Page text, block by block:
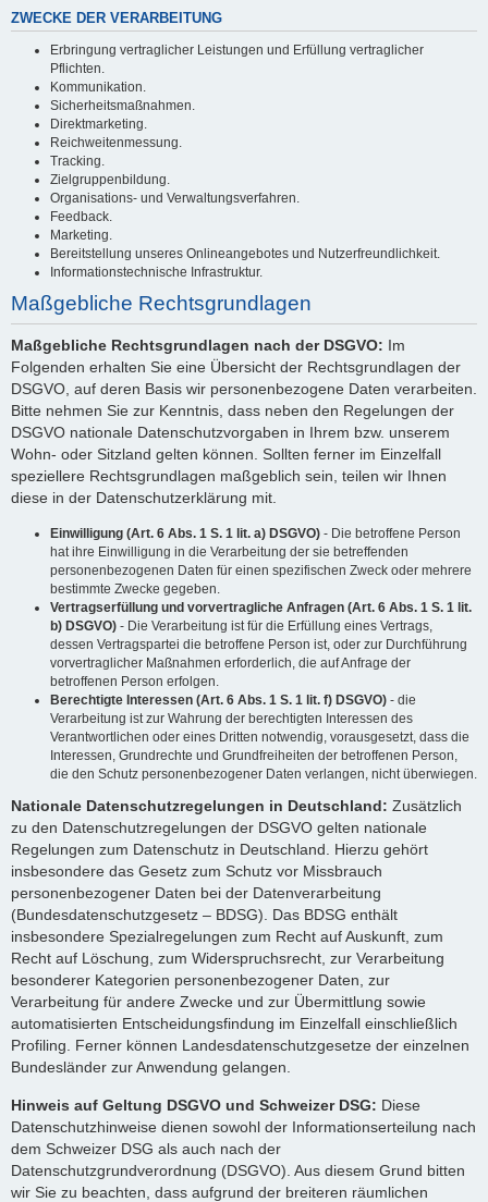
ZWECKE DER VERARBEITUNG
Erbringung vertraglicher Leistungen und Erfüllung vertraglicher
Pflichten.
Kommunikation.
Sicherheitsmaßnahmen.
Direktmarketing.
Reichweitenmessung.
Tracking.
Zielgruppenbildung.
Organisations- und Verwaltungsverfahren.
Feedback.
Marketing.
Bereitstellung unseres Onlineangebotes und Nutzerfreundlichkeit.
Informationstechnische Infrastruktur.
Maßgebliche Rechtsgrundlagen
Maßgebliche Rechtsgrundlagen nach der DSGVO: Im
Folgenden erhalten Sie eine Übersicht der Rechtsgrundlagen der
DSGVO, auf deren Basis wir personenbezogene Daten verarbeiten.
Bitte nehmen Sie zur Kenntnis, dass neben den Regelungen der
DSGVO nationale Datenschutzvorgaben in Ihrem bzw. unserem
Wohn- oder Sitzland gelten können. Sollten ferner im Einzelfall
speziellere Rechtsgrundlagen maßgeblich sein, teilen wir Ihnen
diese in der Datenschutzerklärung mit.
Einwilligung (Art. 6 Abs. 1 S. 1 lit. a) DSGVO) - Die betroffene Person
hat ihre Einwilligung in die Verarbeitung der sie betreffenden
personenbezogenen Daten für einen spezifischen Zweck oder mehrere
bestimmte Zwecke gegeben.
Vertragserfüllung und vorvertragliche Anfragen (Art. 6 Abs. 1 S. 1 lit.
b) DSGVO) - Die Verarbeitung ist für die Erfüllung eines Vertrags,
dessen Vertragspartei die betroffene Person ist, oder zur Durchführung
vorvertraglicher Maßnahmen erforderlich, die auf Anfrage der
betroffenen Person erfolgen.
Berechtigte Interessen (Art. 6 Abs. 1 S. 1 lit. f) DSGVO) - die
Verarbeitung ist zur Wahrung der berechtigten Interessen des
Verantwortlichen oder eines Dritten notwendig, vorausgesetzt, dass die
Interessen, Grundrechte und Grundfreiheiten der betroffenen Person,
die den Schutz personenbezogener Daten verlangen, nicht überwiegen.
Nationale Datenschutzregelungen in Deutschland: Zusätzlich
zu den Datenschutzregelungen der DSGVO gelten nationale
Regelungen zum Datenschutz in Deutschland. Hierzu gehört
insbesondere das Gesetz zum Schutz vor Missbrauch
personenbezogener Daten bei der Datenverarbeitung
(Bundesdatenschutzgesetz – BDSG). Das BDSG enthält
insbesondere Spezialregelungen zum Recht auf Auskunft, zum
Recht auf Löschung, zum Widerspruchsrecht, zur Verarbeitung
besonderer Kategorien personenbezogener Daten, zur
Verarbeitung für andere Zwecke und zur Übermittlung sowie
automatisierten Entscheidungsfindung im Einzelfall einschließlich
Profiling. Ferner können Landesdatenschutzgesetze der einzelnen
Bundesländer zur Anwendung gelangen.
Hinweis auf Geltung DSGVO und Schweizer DSG: Diese
Datenschutzhinweise dienen sowohl der Informationserteilung nach
dem Schweizer DSG als auch nach der
Datenschutzgrundverordnung (DSGVO). Aus diesem Grund bitten
wir Sie zu beachten, dass aufgrund der breiteren räumlichen